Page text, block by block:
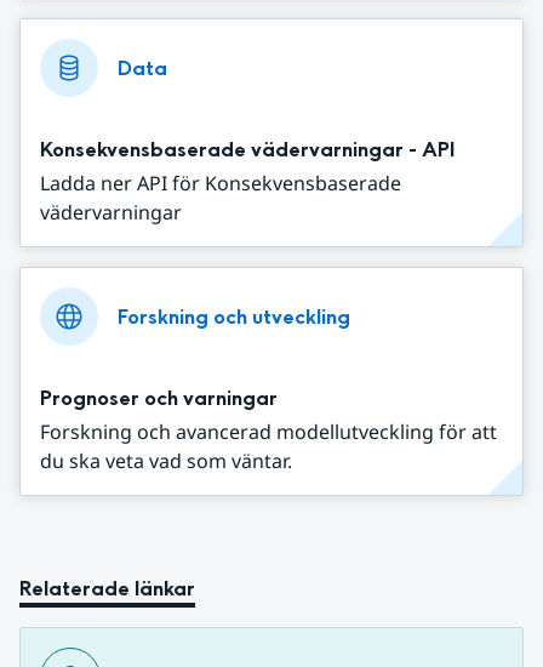
Data
Konsekvensbaserade vädervarningar - API
Ladda ner API för Konsekvensbaserade
vädervarningar
Forskning och utveckling
Prognoser och varningar
Forskning och avancerad modellutveckling för att
du ska veta vad som väntar.
Relaterade länkar